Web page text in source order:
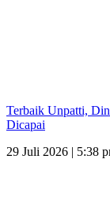
Terbaik Unpatti,
Dicapai
29 Juli 2026 | 5:38